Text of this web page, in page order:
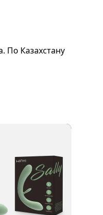
По Казахстану